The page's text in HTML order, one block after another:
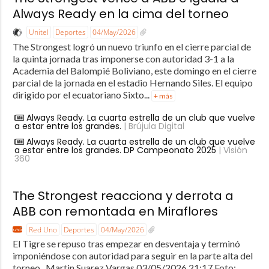
Always Ready en la cima del torneo
Unitel Deportes 04/May/2026
The Strongest logró un nuevo triunfo en el cierre parcial de
la quinta jornada tras imponerse con autoridad 3-1 a la
Academia del Balompié Boliviano, este domingo en el cierre
parcial de la jornada en el estadio Hernando Siles. El equipo
dirigido por el ecuatoriano Sixto...
+ más
Always Ready. La cuarta estrella de un club que vuelve
a estar entre los grandes. | Brújula Digital
Always Ready. La cuarta estrella de un club que vuelve
a estar entre los grandes. DP Campeonato 2025 | Visión
360
The Strongest reacciona y derrota a
ABB con remontada en Miraflores
Red Uno Deportes 04/May/2026
El Tigre se repuso tras empezar en desventaja y terminó
imponiéndose con autoridad para seguir en la parte alta del